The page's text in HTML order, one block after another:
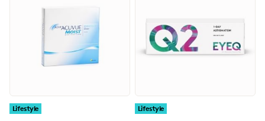
Lifestyle
Lifestyle